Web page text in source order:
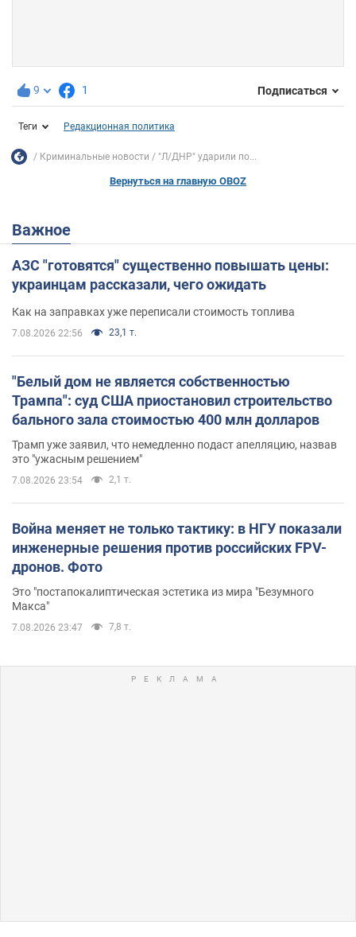
9 1 Подписаться
Теги Редакционная политика
Криминальные новости "Л/ДНР" ударили по...
Вернуться на главную OBOZ
Важное
АЗС "готовятся" существенно повышать цены:
украинцам рассказали, чего ожидать
Как на заправках уже переписали стоимость топлива
7.08.2026 22:56 23,1 т.
"Белый дом не является собственностью
Трампа": суд США приостановил строительство
бального зала стоимостью 400 млн долларов
Трамп уже заявил, что немедленно подаст апелляцию, назвав
это "ужасным решением"
7.08.2026 23:54 2,1 т.
Война меняет не только тактику: в НГУ показали
инженерные решения против российских FPV-
дронов. Фото
Это "постапокалиптическая эстетика из мира "Безумного
Макса"
7.08.2026 23:47 7,8 т.